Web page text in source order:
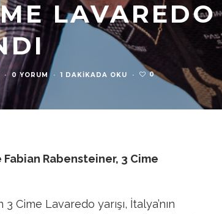
LAVAREDO
· 0 YORUM · 1 DAKIKADA OKU · 0
Rabensteiner, 3 Cime
Cime Lavaredo yarışı, İtalya’nın